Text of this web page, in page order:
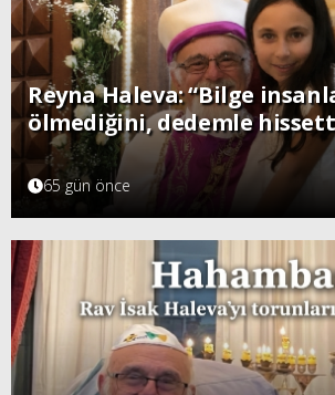
Reyna Haleva: “Bilge
ölmediğini, dedemle
65 gün önce